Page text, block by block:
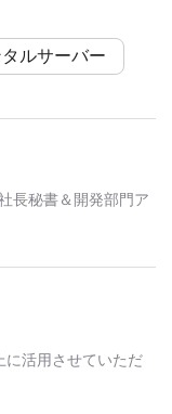
タルサーバー
長秘書＆開発部門ア
に活用させていただ